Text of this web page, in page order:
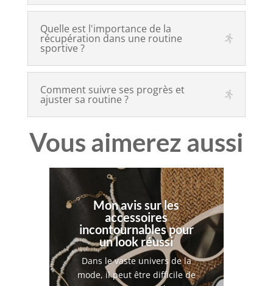
Quelle est l'importance de la
récupération dans une routine
sportive ?
Comment suivre ses progrès et
ajuster sa routine ?
Vous aimerez aussi
Mon avis sur les
accessoires
incontournables pour
un look réussi
Dans le vaste univers de la
mode, il peut être difficile de